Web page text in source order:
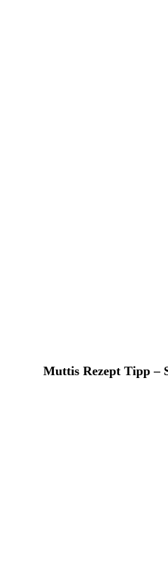
Muttis Rezept Tipp –